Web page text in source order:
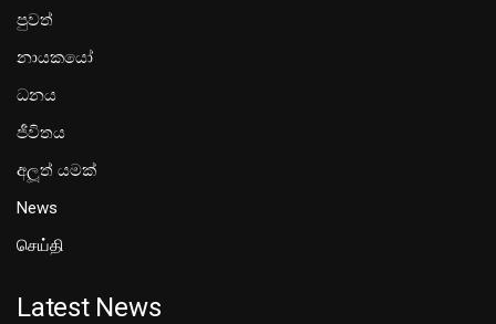
පුවත්
නායකයෝ
ධනය
ජීවිතය
අලූත් යමක්
News
செய்தி
Latest News